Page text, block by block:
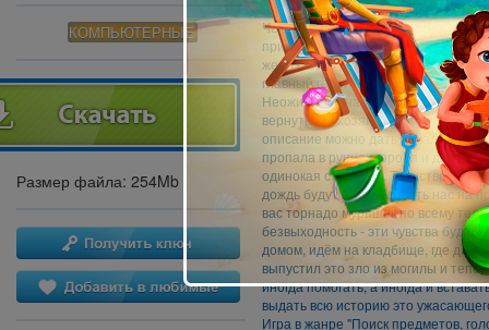
КОМПЬЮТЕРНЫЕ
Размер файла: 254Mb
Человек, чьё имя неизвестно, едет
приведёт его... Стоп! Кто это?
же отказать довезти до дома
главный герой. Он довозит её до
Неожиданно на заднем сиденье
вернуть его хозяйке, мы
описание можно дать началу игры.
пропала в руинах города и даже
одинокая старушка. Таинственный
дождь будут преследовать нас на
вас торнадо мурашек по всему
безвыходность - эти чувства будут
домом, идём на кладбище, где
выпустил это зло из могилы и
иногда помогать, а иногда и
выдать всю историю это
Игра в жанре "Поиск предметов,